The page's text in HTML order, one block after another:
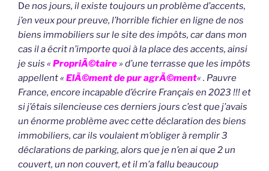
De nos jours, il existe toujours un problème d’accents,
j’en veux pour preuve, l’horrible fichier en ligne de nos
biens immobiliers sur le site des impôts, car dans mon
cas il a écrit n’importe quoi à la place des accents, ainsi
je suis «PropriÃ©taire» d’une terrasse que les impôts
appellent «ElÃ©ment de pur agrÃ©ment« . Pauvre
France, encore incapable d’écrire Français en 2023 !!! et
si j’étais silencieuse ces derniers jours c’est que j’avais
un énorme problème avec cette déclaration des biens
immobiliers, car ils voulaient m’obliger à remplir 3
déclarations de parking, alors que je n’en ai que 2 un
couvert, un non couvert, et il m’a fallu beaucoup